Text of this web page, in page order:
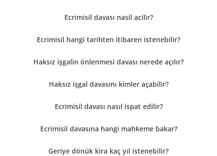
Ecrimisil davası nasil acilir?
Ecrimisil hangi tarihten itibaren istenebilir?
Haksız işgalin önlenmesi davası nerede açılır?
Haksız işgal davasını kimler açabilir?
Ecrimisil davası nasıl ispat edilir?
Ecrimisil davasına hangi mahkeme bakar?
Geriye dönük kira kaç yıl istenebilir?